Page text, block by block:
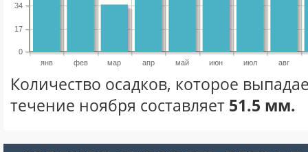
янв фев мар апр май июн июл авг
0
17
34
Количество осадков, которое
течение ноября составляет 51.5 мм.